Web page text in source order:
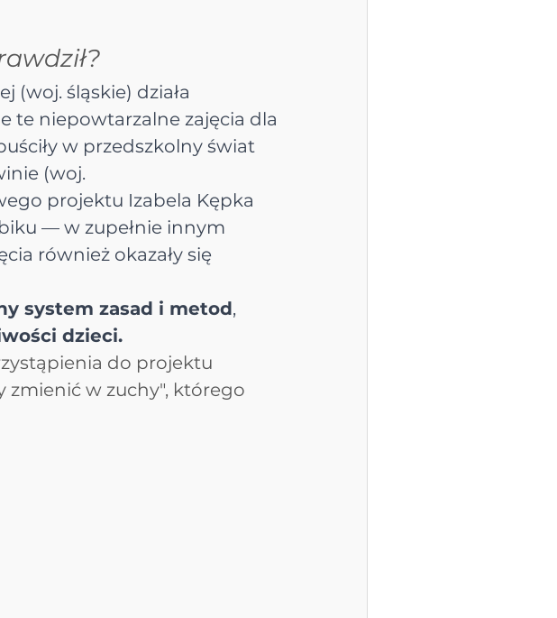
(woj. śląskie) działa
te niepowtarzalne zajęcia dla
w przedszkolny świat
(woj.
projektu Izabela Kępka
— w zupełnie innym
również okazały się
system zasad i metod,
dzieci.
do projektu
zmienić w zuchy", którego